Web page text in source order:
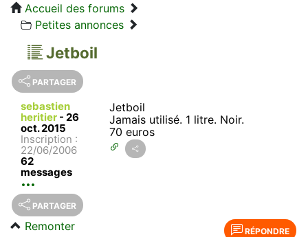
Accueil des forums
Petites annonces
Jetboil
PARTAGER
sebastien
heritier - 26
oct. 2015
Inscription :
22/06/2006
62
messages
Jetboil
Jamais utilisé. 1 litre. Noir.
70 euros
PARTAGER
RÉPONDRE
Remonter